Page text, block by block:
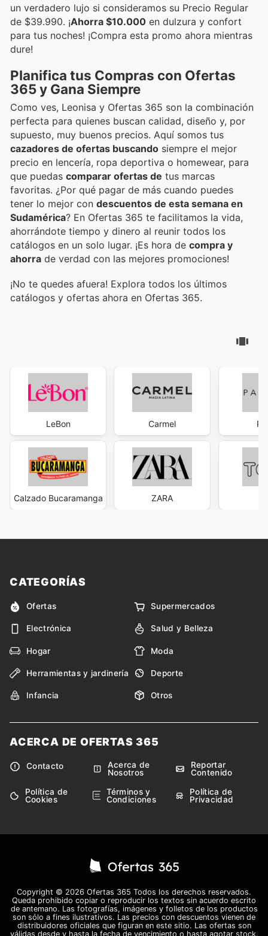
un verdadero lujo si consideramos su Precio Regular
de $39.990. ¡Ahorra $10.000 en dulzura y confort
para tus noches! ¡Compra esta promo ahora mientras
dure!
Planifica tus Compras con Ofertas
365 y Gana Siempre
Como ves, Leonisa y Ofertas 365 son la combinación
perfecta para quienes buscan calidad, diseño y, por
supuesto, muy buenos precios. Aquí somos tus
cazadores de ofertas buscando siempre el mejor
precio en lencería, ropa deportiva o homewear, para
que puedas comparar ofertas de tus marcas
favoritas. ¿Por qué pagar de más cuando puedes
tener lo mejor con descuentos de esta semana en
Sudamérica? En Ofertas 365 te facilitamos la vida,
ahorrándote tiempo y dinero al reunir todos los
catálogos en un solo lugar. ¡Es hora de compra y
ahorra de verdad con las mejores promociones!
¡No te quedes afuera! Explora todos los últimos
catálogos y ofertas ahora en Ofertas 365.
LeBon
Calzado Bucaramanga
Carmel
ZARA
CATEGORÍAS
Ofertas Supermercados
Electrónica Salud y Belleza
Hogar Moda
Herramientas y jardinería Deporte
Infancia Otros
ACERCA DE OFERTAS 365
Contacto
Acerca de
Nosotros
Reportar
Contenido
Política de
Cookies
Términos y
Condiciones
Política de
Privacidad
Copyright © 2026 Ofertas 365 Todos los derechos reservados.
Queda prohibido copiar o reproducir los textos sin acuerdo escrito
de antemano. Las fotografías, imágenes y folletos de los productos
son sólo a fines ilustrativos. Las precios con descuentos vienen de
distribuidores oficiales que figuran en este sitio. Las ofertas son
válidas desde y hasta la fecha de vencimiento o hasta agotar stock.